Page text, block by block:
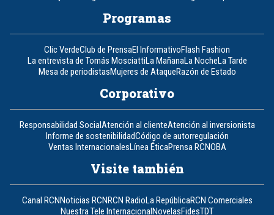
Programas
Clic VerdeClub de PrensaEl InformativoFlash Fashion
La entrevista de Tomás MosciattiLa MañanaLa NocheLa Tarde
Mesa de periodistasMujeres de AtaqueRazón de Estado
Corporativo
Responsabilidad SocialAtención al clienteAtención al inversionista
Informe de sostenibilidadCódigo de autorregulación
Ventas InternacionalesLínea ÉticaPrensa RCNOBA
Visite también
Canal RCNNoticias RCNRCN RadioLa RepúblicaRCN Comerciales
Nuestra Tele InternacionalNovelasFidesTDT